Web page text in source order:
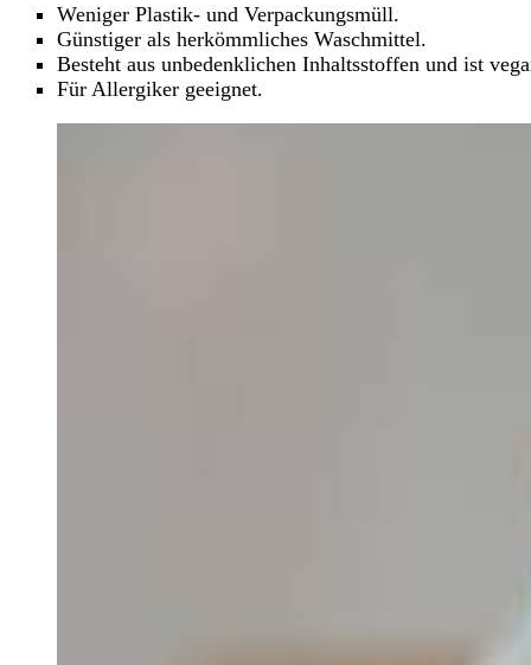
Weniger Plastik- und Verpackungsmüll.
Günstiger als herkömmliches Waschmittel.
Besteht aus unbedenklichen Inhaltsstoffen und ist
Für Allergiker geeignet.